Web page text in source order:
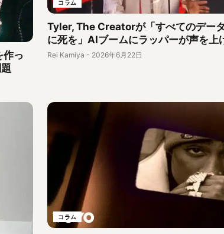
っ
コラム
Tyler, The Creatorが「すべてのデー
に死を」AIブームにラッパーが声を上
Rei Kamiya - 2026年6月22日
コラム